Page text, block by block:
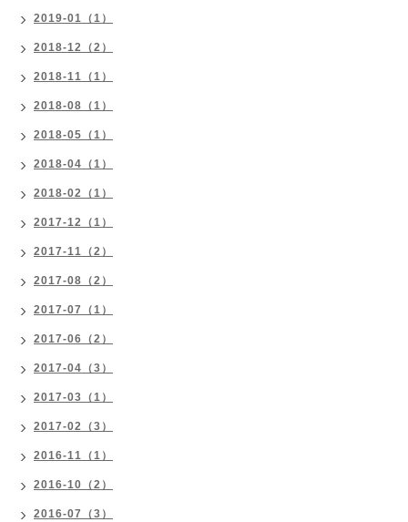
2019-01（1）
2018-12（2）
2018-11（1）
2018-08（1）
2018-05（1）
2018-04（1）
2018-02（1）
2017-12（1）
2017-11（2）
2017-08（2）
2017-07（1）
2017-06（2）
2017-04（3）
2017-03（1）
2017-02（3）
2016-11（1）
2016-10（2）
2016-07（3）